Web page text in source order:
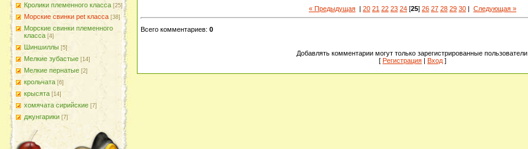
Кролики племенного класса [25]
Морские свинки pet класса [38]
Морские свинки племенного
класса [4]
Шиншиллы [5]
Мелкие зубастые [14]
Мелкие пернатые [2]
крольчата [6]
крысята [14]
хомячата сирийские [7]
джунгарики [7]
« Предыдущая | 20 21 22 23 24 [25] 26 27 28 29 30 | Следующая »
Всего комментариев: 0
Добавлять комментарии могут только зарегистрированные пользователи.
[ Регистрация Вход ]